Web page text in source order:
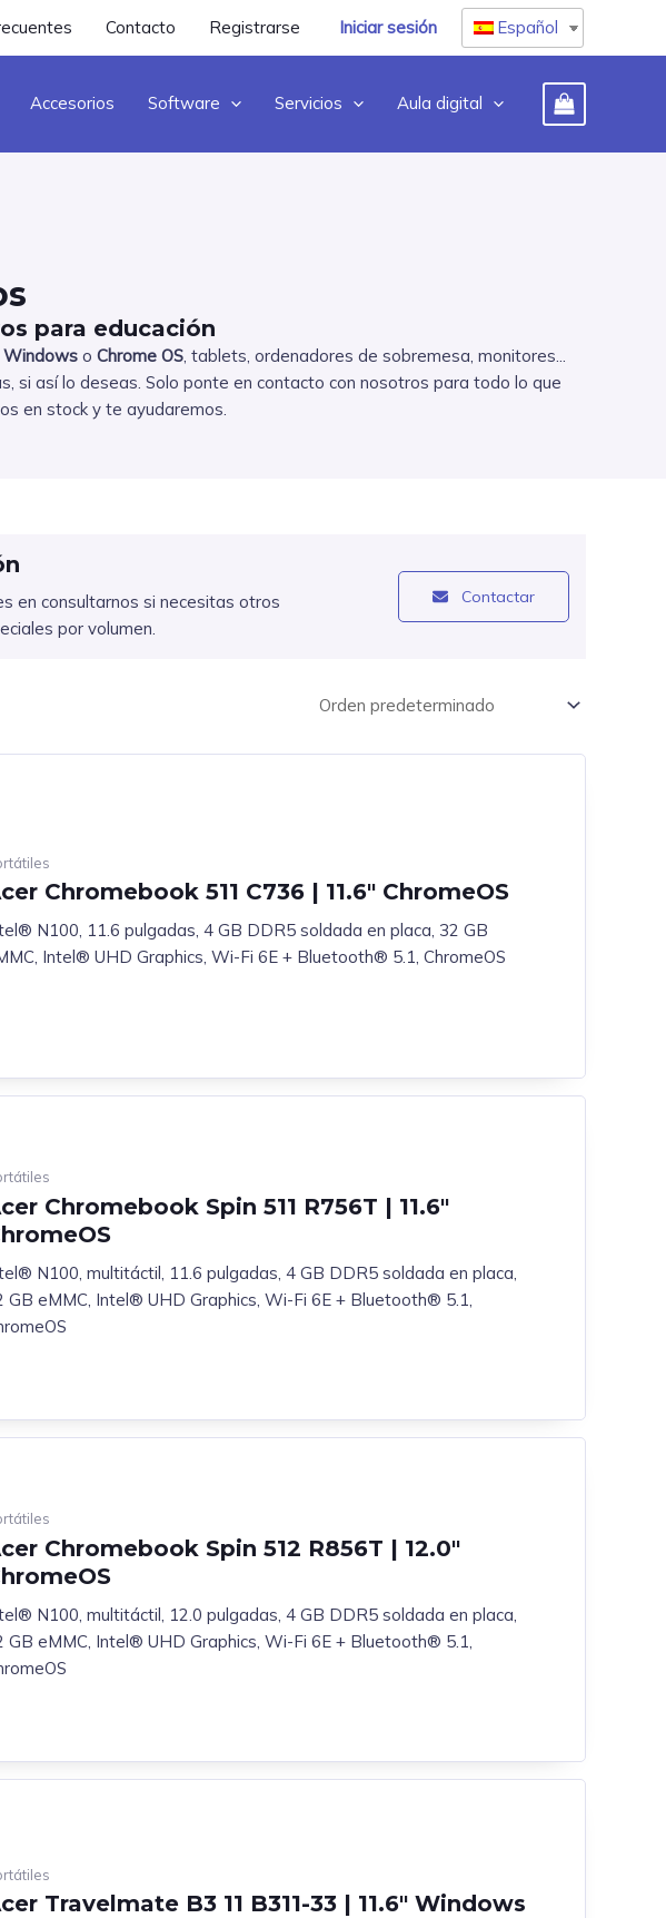
Contacto Registrarse Iniciar sesión Español
Accesorios Software Servicios Aula digital
para educación
Windows o Chrome OS, tablets, ordenadores de sobremesa, monitores...
si así lo deseas. Solo ponte en contacto con nosotros para todo lo que
en stock y te ayudaremos.
en consultarnos si necesitas otros
por volumen.
Contactar
Chromebook 511 C736 | 11.6″ ChromeOS
N100, 11.6 pulgadas, 4 GB DDR5 soldada en placa, 32 GB
Intel® UHD Graphics, Wi-Fi 6E + Bluetooth® 5.1, ChromeOS
Chromebook Spin 511 R756T | 11.6″
N100, multitáctil, 11.6 pulgadas, 4 GB DDR5 soldada en placa,
GB eMMC, Intel® UHD Graphics, Wi-Fi 6E + Bluetooth® 5.1,
Chromebook Spin 512 R856T | 12.0″
N100, multitáctil, 12.0 pulgadas, 4 GB DDR5 soldada en placa,
GB eMMC, Intel® UHD Graphics, Wi-Fi 6E + Bluetooth® 5.1,
Travelmate B3 11 B311-33 | 11.6″ Windows